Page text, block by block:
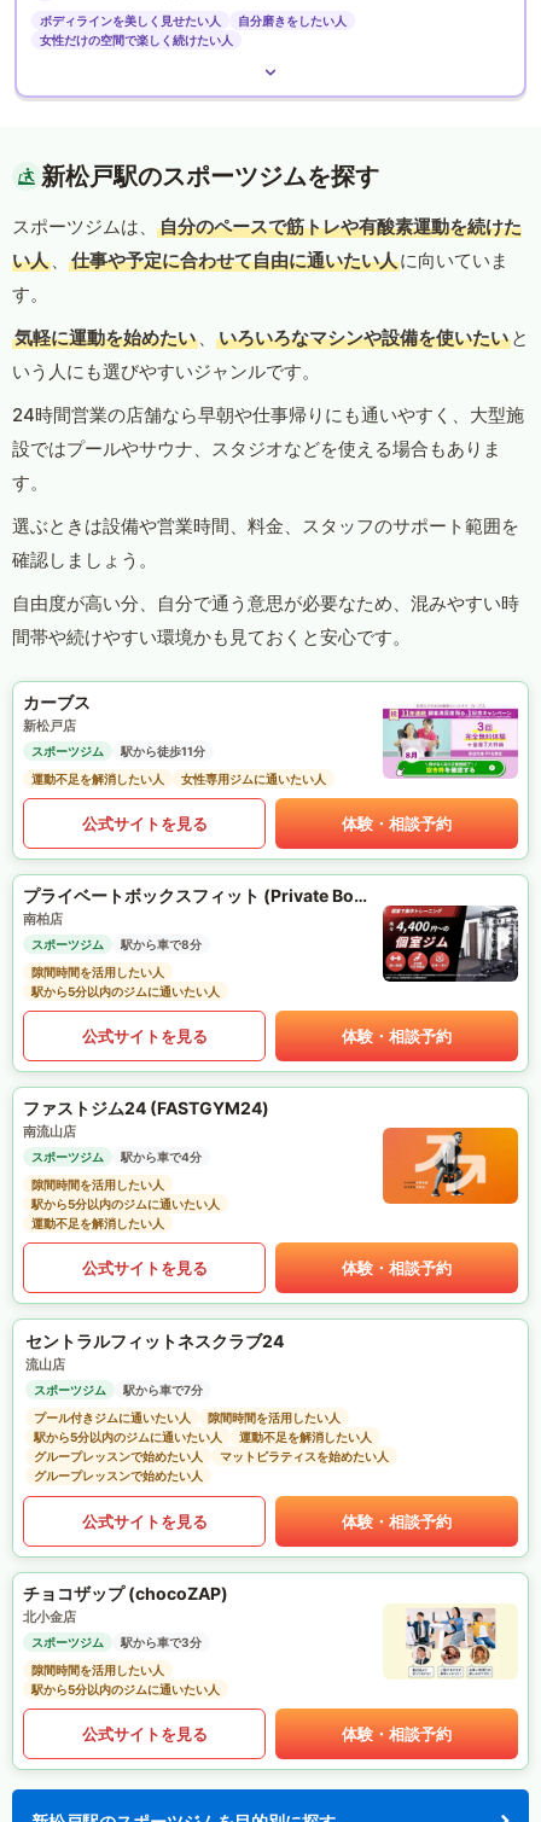
ボディラインを美しく見せたい人
自分磨きをしたい人
女性だけの空間で楽しく続けたい人
新松戸駅のスポーツジムを探す
スポーツジムは、
自分のペースで筋トレや有酸素運動を続けた
い人 、 仕事や予定に合わせて自由に通いたい人に向いていま
す。
気軽に運動を始めたい 、 いろいろなマシンや設備を使いたい と
いう人にも選びやすいジャンルです。
24時間営業の店舗なら早朝や仕事帰りにも通いやすく、大型施
設ではプールやサウナ、スタジオなどを使える場合もありま
す。
選ぶときは設備や営業時間、料金、スタッフのサポート範囲を
確認しましょう。
自由度が高い分、自分で通う意思が必要なため、混みやすい時
間帯や続けやすい環境かも見ておくと安心です。
カーブス
新松戸店
スポーツジム
駅から徒歩11分
運動不足を解消したい人
女性専用ジムに通いたい人
公式サイトを見る 体験・相談予約
プライベートボックスフィット (Private Box Fit)
南柏店
スポーツジム
駅から車で8分
隙間時間を活用したい人
駅から5分以内のジムに通いたい人
公式サイトを見る 体験・相談予約
ファストジム24 (FASTGYM24)
南流山店
スポーツジム
駅から車で4分
隙間時間を活用したい人
駅から5分以内のジムに通いたい人
運動不足を解消したい人
公式サイトを見る 体験・相談予約
セントラルフィットネスクラブ24
流山店
スポーツジム
駅から車で7分
プール付きジムに通いたい人
隙間時間を活用したい人
駅から5分以内のジムに通いたい人
運動不足を解消したい人
グループレッスンで始めたい人
マットピラティスを始めたい人
グループレッスンで始めたい人
公式サイトを見る 体験・相談予約
チョコザップ (chocoZAP)
北小金店
スポーツジム
駅から車で3分
隙間時間を活用したい人
駅から5分以内のジムに通いたい人
公式サイトを見る 体験・相談予約